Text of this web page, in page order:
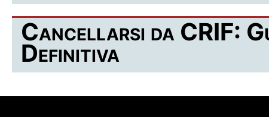
Cancellarsi da CRIF:
Definitiva